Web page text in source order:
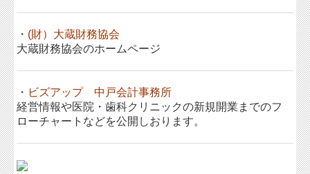
採用情報
FX4クラウド
病院・診療所の皆様へ
社会福祉法人の皆様へ
補助金・助成金・融資情報
・ (財）大蔵財務協会
大蔵財務協会のホームページ
・ ビズアップ 中戸会計事務所
経営情報や医院・歯科クリニックの新規開業までのフ
ローチャートなどを公開しおります。